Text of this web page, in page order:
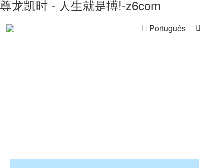
尊龙凯时 - 人生就是搏!-z6com
Português